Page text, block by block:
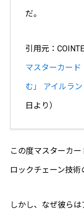
だ。
引用元：
マスターカード
む」 アイルラ
日より）
この度マスターカ
ロックチェーン技術
しかし、なぜ彼ら